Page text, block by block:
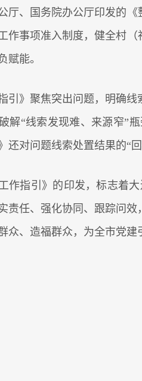
厅、国务院办公厅印发的
作事项准入制度，健全村
赋能。
指引》聚焦突出问题，明确
解“线索发现难、来源窄”
还对问题线索处置结果的“
作指引》的印发，标志着
责任、强化协同、跟踪问
众、造福群众，为全市党建